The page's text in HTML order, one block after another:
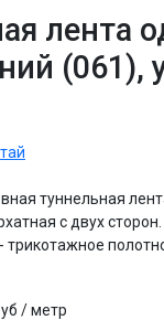
лента
(061),
туннельная
с двух
трикотажное
/ метр